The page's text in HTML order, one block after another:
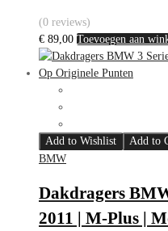
(0 reviews)
€ 89,00 Toevoegen aan
Add to Wishlist
Add to
BMW
Dakdragers
2011 | M-Plus |